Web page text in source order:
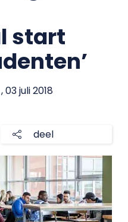
start
, 03 juli 2018
deel